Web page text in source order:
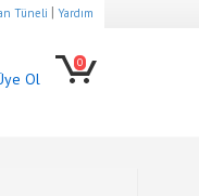
Tüneli | Yardım
Ol
0